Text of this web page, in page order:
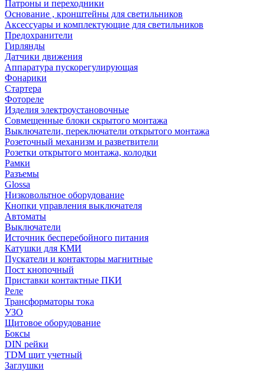
Патроны и переходники
Основание , кронштейны для светильников
Аксессуары и комплектующие для светильников
Предохранители
Гирлянды
Датчики движения
Аппаратура пускорегулирующая
Фонарики
Стартера
Фотореле
Изделия электроустановочные
Совмещенные блоки скрытого монтажа
Выключатели, переключатели открытого монтажа
Розеточный механизм и разветвители
Розетки открытого монтажа, колодки
Рамки
Разъемы
Glossa
Низковольтное оборудование
Кнопки управления выключателя
Автоматы
Выключатели
Источник бесперебойного питания
Катушки для КМИ
Пускатели и контакторы магнитные
Пост кнопочный
Приставки контактные ПКИ
Реле
Трансформаторы тока
УЗО
Щитовое оборудование
Боксы
DIN рейки
TDM щит учетный
Заглушки